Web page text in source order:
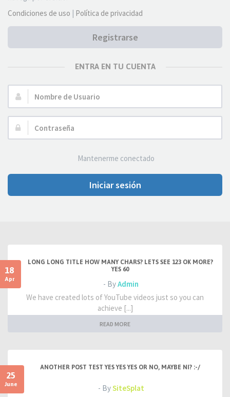
Condiciones de uso | Política de privacidad
Registrarse
ENTRA EN TU CUENTA
Nombre
de
Usuario:
Contraseña:
Mantenerme conectado
Iniciar sesión
18
Apr
LONG LONG TITLE HOW MANY CHARS? LETS SEE 123 OK MORE?
YES 60
- ByAdmin
We have created lots of YouTube videos just so you can
achieve [...]
READ MORE
25
June
ANOTHER POST TEST YES YES YES OR NO, MAYBE NI? :-/
- BySiteSplat